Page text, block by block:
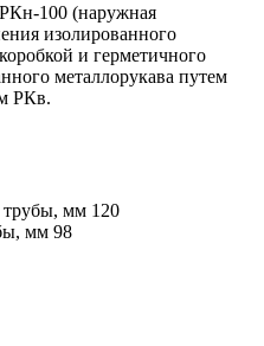
100 (наружная
изолированного
и герметичного
металлорукава путем
РКв.
мм 120
мм 98